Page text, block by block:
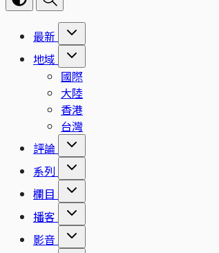
最新
地域
國際
大陸
香港
台灣
評論
系列
欄目
播客
影音